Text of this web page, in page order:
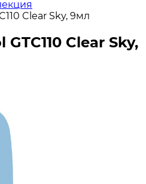
Clear Sky, 9мл
Clear Sky,